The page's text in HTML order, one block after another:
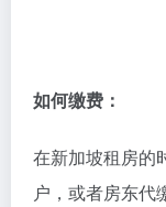
如何缴费：
在新加坡租房的
户，或者房东代